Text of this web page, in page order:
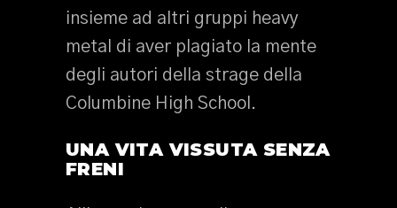
insieme ad altri gruppi heavy
metal di aver plagiato la mente
degli autori della strage della
Columbine High School.
UNA VITA VISSUTA SENZA
FRENI